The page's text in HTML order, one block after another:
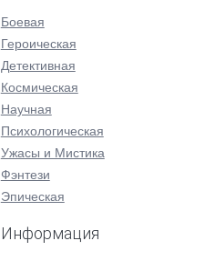
Боевая
Героическая
Детективная
Космическая
Научная
Психологическая
Ужасы и Мистика
Фэнтези
Эпическая
Информация